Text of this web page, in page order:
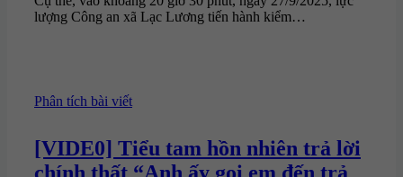
lượng Công an xã Lạc Lương tiến hành kiểm…
Categories
Phân tích bài viết
[VIDE0] Tiểu tam hồn nhiên trả lời
chính thất “Anh ấy gọi em đến trả